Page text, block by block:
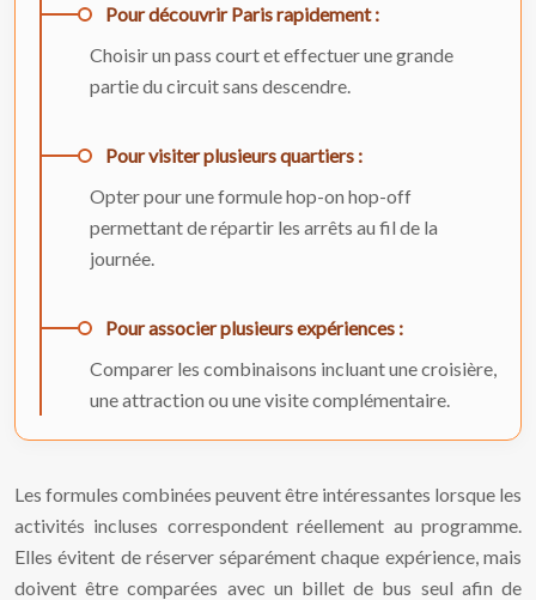
Pour découvrir Paris rapidement :
Choisir un pass court et effectuer une grande
partie du circuit sans descendre.
Pour visiter plusieurs quartiers :
Opter pour une formule hop-on hop-off
permettant de répartir les arrêts au fil de la
journée.
Pour associer plusieurs expériences :
Comparer les combinaisons incluant une croisière,
une attraction ou une visite complémentaire.
Les formules combinées peuvent être intéressantes lorsque les
activités incluses correspondent réellement au programme.
Elles évitent de réserver séparément chaque expérience, mais
doivent être comparées avec un billet de bus seul afin de